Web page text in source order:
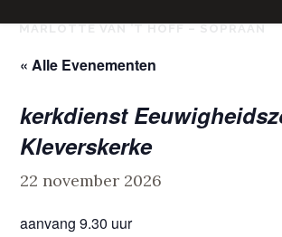
content
« Alle Evenementen
kerkdienst
Kleverskerke
22 november 2026
aanvang 9.30 uur